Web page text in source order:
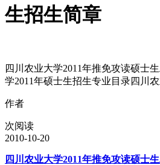
生招生简章
四川农业大学2011年推免攻读硕士
学2011年硕士生招生专业目录四川
作者
次阅读
2010-10-20
四川农业大学2011年推免攻读硕士